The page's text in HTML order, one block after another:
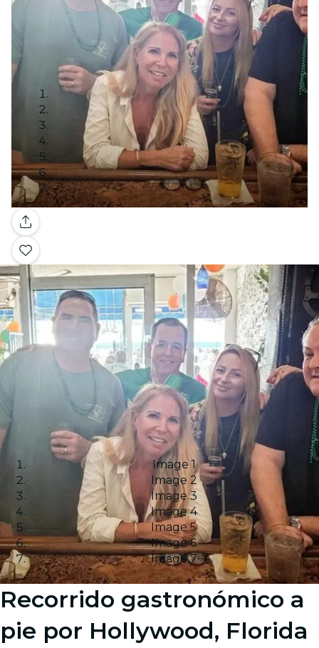
Galería
Image 1
Image 2
Image 3
Image 4
Image 5
Image 6
Image 7
Recorrido gastronómico a
pie por Hollywood, Florida